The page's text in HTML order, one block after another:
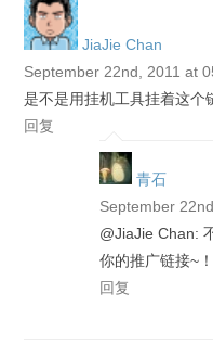
JiaJie Chan
September 22nd, 2011 at
是不是用挂机工具挂着这个
回复
青石
September
@JiaJie Chan:
你的推广链接~！
回复